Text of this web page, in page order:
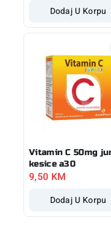
Dodaj U Korpu
Vitamin C 50mg
kesice a30
9,50 KM
Dodaj U Korpu